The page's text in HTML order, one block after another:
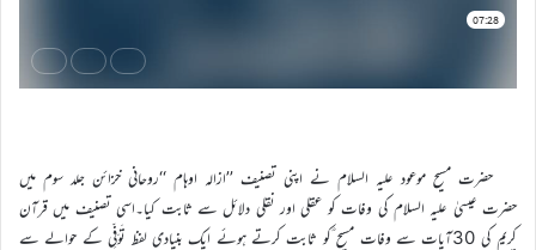
حضرت مسیح موعود علیہ السلام نے اپنی تصنیف ’’ازالہ اوہام ‘‘روحانی خزائن جلد سوم میں
حضرت عیسیٰ علیہ السلام کی وفات کو عقلی اور نقلی دلائل سے ثابت کیا۔اسی تصنیف میں قرآن
کریم کی 30آیات سے وفات مسیح ؑکو ثابت کرتے ہوئے ایک بنیادی لفظ تَوَفِّی کے حوالے سے